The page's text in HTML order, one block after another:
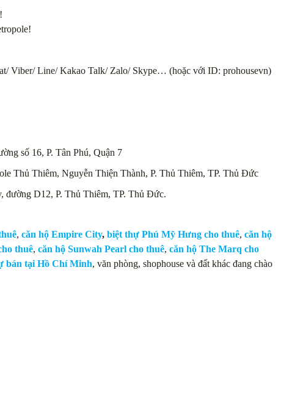
Viber/ Line/ Kakao Talk/ Zalo/ Skype… (hoặc với ID: prohousevn)
số 16, P. Tân Phú, Quận 7
Thủ Thiêm, Nguyễn Thiện Thành, P. Thủ Thiêm, TP. Thủ Đức
đường D12, P. Thủ Thiêm, TP. Thủ Đức.
, căn hộ Empire City, biệt thự Phú Mỹ Hưng cho thuê, căn hộ
thuê, căn hộ Sunwah Pearl cho thuê, căn hộ The Marq cho
bán tại Hồ Chí Minh, văn phòng, shophouse và đất khác đang chào